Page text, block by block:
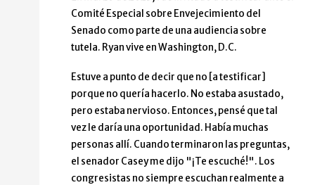
Comité Especial sobre Envejecimiento del
Senado como parte de una audiencia sobre
tutela. Ryan vive en Washington, D.C.
Estuve a punto de decir que no [a testificar]
porque no quería hacerlo. No estaba asustado,
pero estaba nervioso. Entonces, pensé que tal
vez le daría una oportunidad. Había muchas
personas allí. Cuando terminaron las preguntas,
el senador Casey me dijo "¡Te escuché!". Los
congresistas no siempre escuchan realmente a